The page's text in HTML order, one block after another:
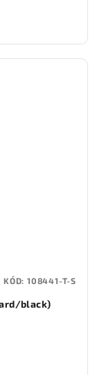
black)
KÓD: 108441-T-S